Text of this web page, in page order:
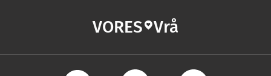
VORES Vrå